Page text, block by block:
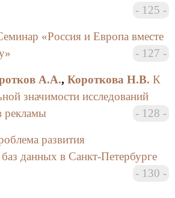
125
«Россия и Европа вместе
127
А.А., Короткова Н.В. К
значимости исследований
рекламы
128
развития
данных в Санкт-Петербурге
130